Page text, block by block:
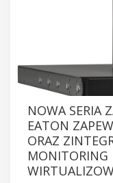
NOWA SERIA
EATON
ORAZ
MONITORING